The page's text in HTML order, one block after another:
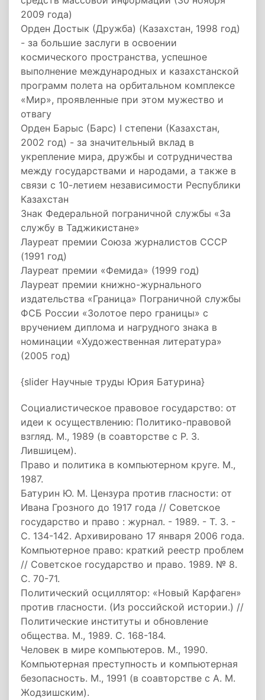
2009 года)
Орден Достык (Дружба) (Казахстан, 1998 год)
- за большие заслуги в освоении
космического пространства, успешное
выполнение международных и казахстанской
программ полета на орбитальном комплексе
«Мир», проявленные при этом мужество и
отвагу
Орден Барыс (Барс) I степени (Казахстан,
2002 год) - за значительный вклад в
укрепление мира, дружбы и сотрудничества
между государствами и народами, а также в
связи с 10-летием независимости Республики
Казахстан
Знак Федеральной пограничной службы «За
службу в Таджикистане»
Лауреат премии Союза журналистов СССР
(1991 год)
Лауреат премии «Фемида» (1999 год)
Лауреат премии книжно-журнального
издательства «Граница» Пограничной службы
ФСБ России «Золотое перо границы» с
вручением диплома и нагрудного знака в
номинации «Художественная литература»
(2005 год)
{slider Научные труды Юрия Батурина}
Социалистическое правовое государство: от
идеи к осуществлению: Политико-правовой
взгляд. М., 1989 (в соавторстве с Р. З.
Лившицем).
Право и политика в компьютерном круге. М.,
1987.
Батурин Ю. М. Цензура против гласности: от
Ивана Грозного до 1917 года // Советское
государство и право : журнал. - 1989. - Т. 3. -
С. 134-142. Архивировано 17 января 2006 года.
Компьютерное право: краткий реестр проблем
// Советское государство и право. 1989. № 8.
С. 70-71.
Политический осциллятор: «Новый Карфаген»
против гласности. (Из российской истории.) //
Политические институты и обновление
общества. М., 1989. С. 168-184.
Человек в мире компьютеров. М., 1990.
Компьютерная преступность и компьютерная
безопасность. М., 1991 (в соавторстве с А. М.
Жодзишским).